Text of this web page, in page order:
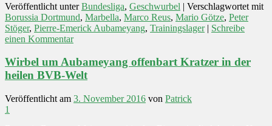
Veröffentlicht unter Bundesliga, Geschwurbel | Verschlagwortet mit
Borussia Dortmund, Marbella, Marco Reus, Mario Götze, Peter
Stöger, Pierre-Emerick Aubameyang, Trainingslager | Schreibe
einen Kommentar
Wirbel um Aubameyang offenbart Kratzer in der
heilen BVB-Welt
Veröffentlicht am 3. November 2016 von Patrick
1